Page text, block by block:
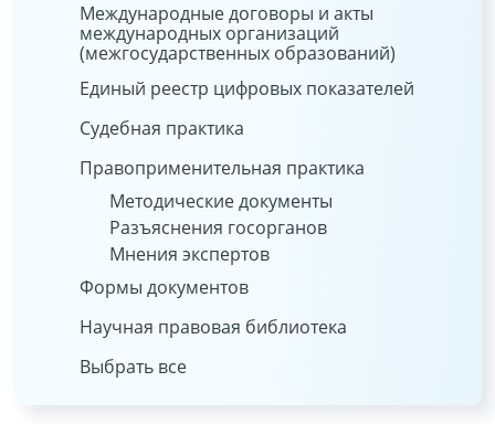
Международные договоры и акты
международных организаций
(межгосударственных образований)
Единый реестр цифровых показателей
Судебная практика
Правоприменительная практика
Методические документы
Разъяснения госорганов
Мнения экспертов
Формы документов
Научная правовая библиотека
Выбрать все